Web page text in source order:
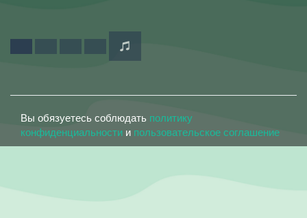
Вы обязуетесь соблюдать политику
конфиденциальности и пользовательское соглашение